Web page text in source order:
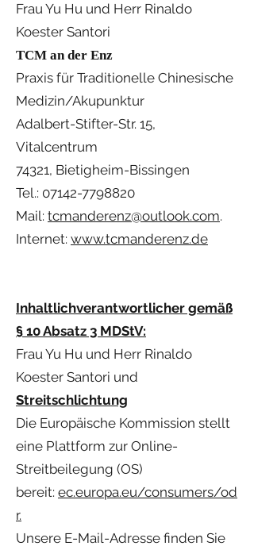
Frau Yu Hu und Herr Rinaldo
Koester Santori
TCM an der Enz
Praxis für Traditionelle Chinesische
Medizin/Akupunktur
Adalbert-Stifter-Str. 15,
Vitalcentrum
74321, Bietigheim-Bissingen
Tel.: 07142-7798820
Mail: tcmanderenz@outlook.com.
Internet: www.tcmanderenz.de
Inhaltlichverantwortlicher gemäß
§ 10 Absatz 3 MDStV:
Frau Yu Hu und Herr Rinaldo
Koester Santori und
Streitschlichtung
Die Europäische Kommission stellt
eine Plattform zur Online-
Streitbeilegung (OS)
bereit: ec.europa.eu/consumers/od
r.
Unsere E-Mail-Adresse finden Sie